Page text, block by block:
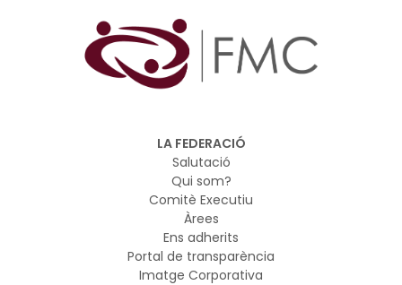
LA FEDERACIÓ
Salutació
Qui som?
Comitè Executiu
Àrees
Ens adherits
Portal de transparència
Imatge Corporativa